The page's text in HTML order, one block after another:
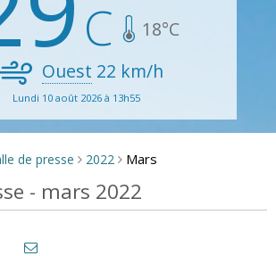
18°C
Ouest 22 km/h
Lundi 10 août 2026 à 13h55
de presse > 2022 > Mars
- mars 2022